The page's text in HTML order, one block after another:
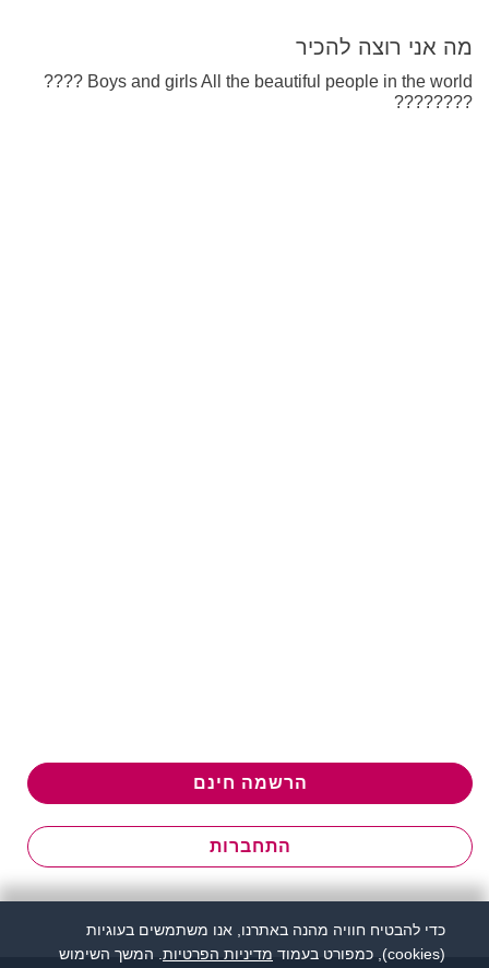
מה אני רוצה להכיר
Boys and girls All the beautiful people in the world ????
????????
הרשמה חינם
התחברות
כדי להבטיח חוויה מהנה באתרנו, אנו משתמשים בעוגיות
(cookies), כמפורט בעמוד
מדיניות הפרטיות . המשך השימוש